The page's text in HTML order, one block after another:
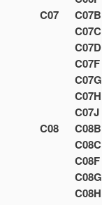
C07 C07B
C07C
C07D
C07F
C07G
C07H
C07J
C08 C08B
C08C
C08F
C08G
C08H